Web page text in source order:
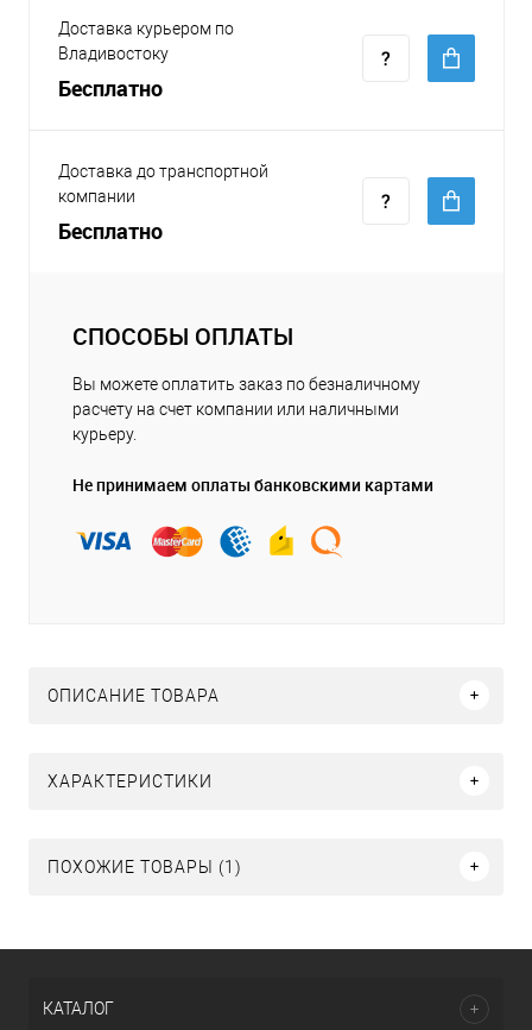
Доставка курьером по
Владивостоку
Бесплатно
Доставка до транспортной
компании
Бесплатно
СПОСОБЫ ОПЛАТЫ
Вы можете оплатить заказ по безналичному
расчету на счет компании или наличными
курьеру.
Не принимаем оплаты банковскими картами
ОПИСАНИЕ ТОВАРА
ХАРАКТЕРИСТИКИ
ПОХОЖИЕ ТОВАРЫ (1)
КАТАЛОГ